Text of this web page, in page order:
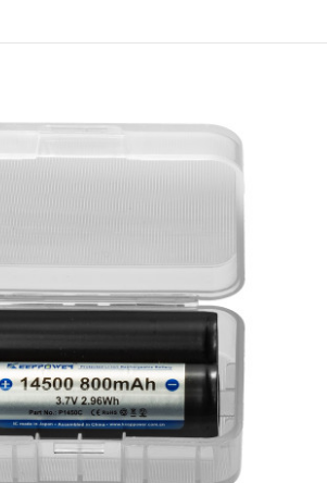
KeepPower UH1835P (чифт)